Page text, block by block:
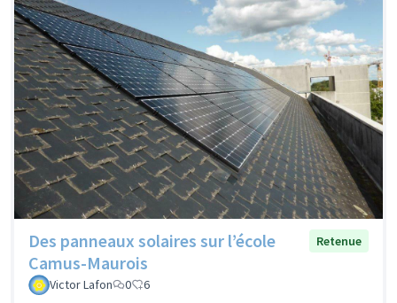
Des panneaux solaires sur l’école
Camus-Maurois
Retenue
Victor Lafon 0 6